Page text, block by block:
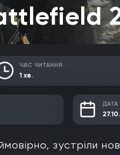
ЧАС ЧИТАННЯ
1 хв.
ДАТА
зустріли